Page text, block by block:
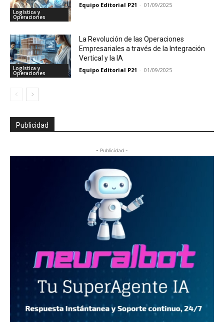
Logística y
Operaciones
Equipo Editorial P21 - 01/09/2025
Logística y
Operaciones
La Revolución de las Operaciones
Empresariales a través de la Integración
Vertical y la IA
Equipo Editorial P21 - 01/09/2025
Publicidad
- Publicidad -